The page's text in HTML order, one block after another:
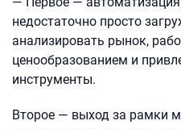
недостаточно просто
анализировать рынок,
ценообразованием и
инструменты.
Второе — выход за рамки